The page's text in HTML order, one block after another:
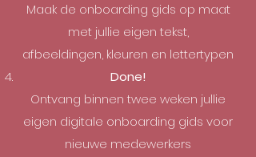
Maak de onboarding gids op maat
met jullie eigen tekst,
afbeeldingen, kleuren en lettertypen
Done!
Ontvang binnen twee weken jullie
eigen digitale onboarding gids voor
nieuwe medewerkers